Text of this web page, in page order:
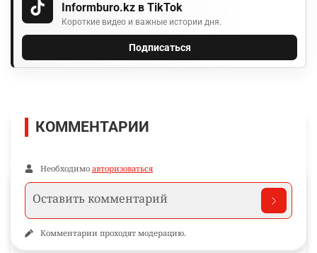
Informburo.kz в TikTok
Короткие видео и важные истории дня.
Подписаться
КОММЕНТАРИИ
Необходимо авторизоваться
Комментарии проходят модерацию.